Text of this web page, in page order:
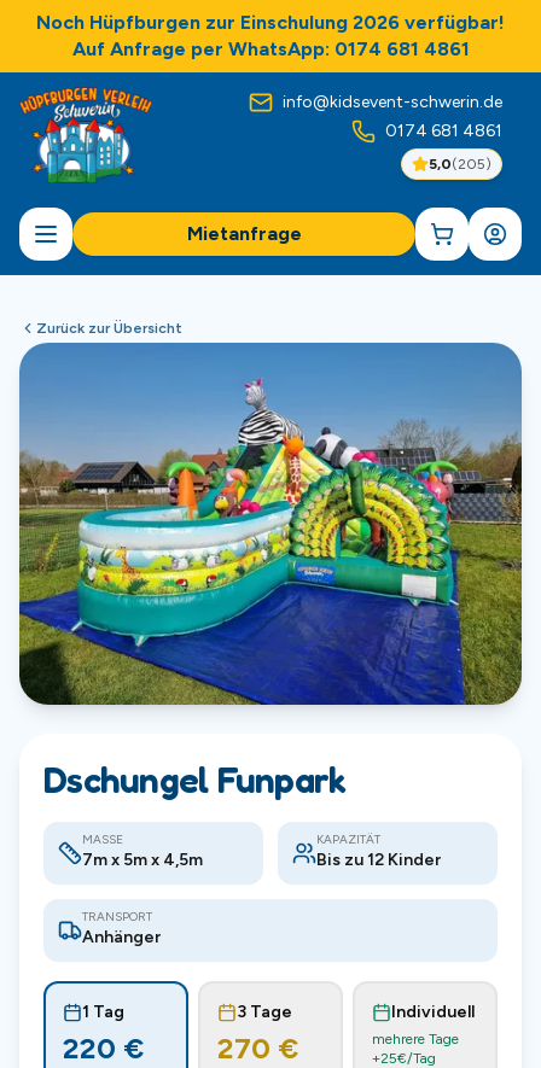
Noch Hüpfburgen zur Einschulung 2026 verfügbar!
Auf Anfrage per WhatsApp: 0174 681 4861
info@kidsevent-schwerin.de
0174 681 4861
5,0(205)
Mietanfrage
Zurück zur Übersicht
Dschungel Funpark
MASSE
7m x 5m x 4,5m
KAPAZITÄT
Bis zu 12 Kinder
TRANSPORT
Anhänger
1 Tag
220 €
3 Tage
270 €
Individuell
mehrere Tage
+25€/Tag